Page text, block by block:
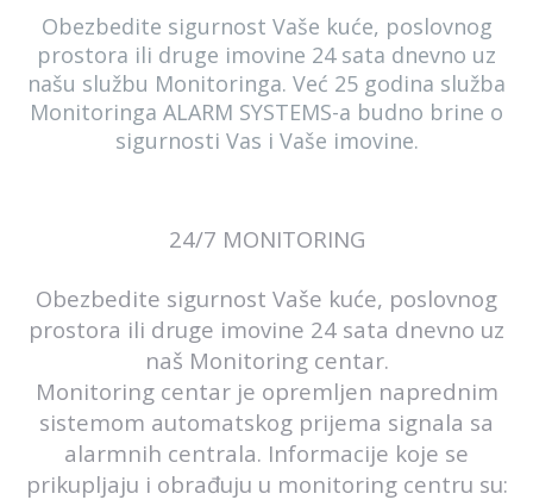
Obezbedite sigurnost Vaše kuće, poslovnog
prostora ili druge imovine 24 sata dnevno uz
našu službu Monitoringa. Već 25 godina služba
Monitoringa ALARM SYSTEMS-a budno brine o
sigurnosti Vas i Vaše imovine.
24/7 MONITORING
Obezbedite sigurnost Vaše kuće, poslovnog
prostora ili druge imovine 24 sata dnevno uz
naš Monitoring centar.
Monitoring centar je opremljen naprednim
sistemom automatskog prijema signala sa
alarmnih centrala. Informacije koje se
prikupljaju i obrađuju u monitoring centru su: